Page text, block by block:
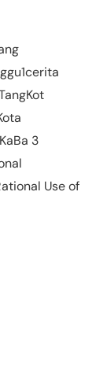
3
Use of